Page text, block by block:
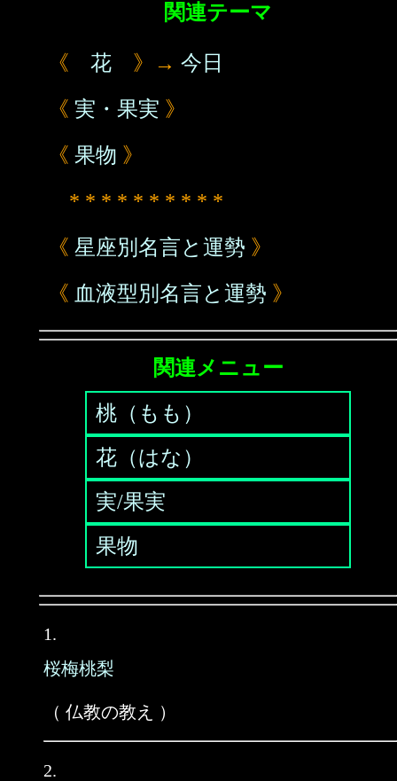
関連テーマ
《 花 》→ 今日
《 実・果実 》
《 果物 》
* * * * * * * * * *
《 星座別名言と運勢 》
《 血液型別名言と運勢 》
関連メニュー
桃（もも）
花（はな）
実/果実
果物
1.
桜梅桃梨
（ 仏教の教え ）
2.